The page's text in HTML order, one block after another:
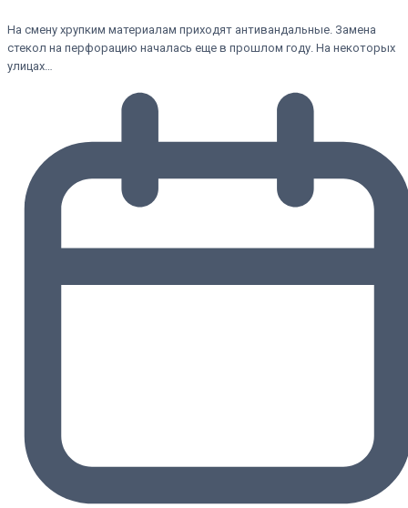
На смену хрупким материалам приходят антивандальные. Замена
стекол на перфорацию началась еще в прошлом году. На некоторых
улицах…